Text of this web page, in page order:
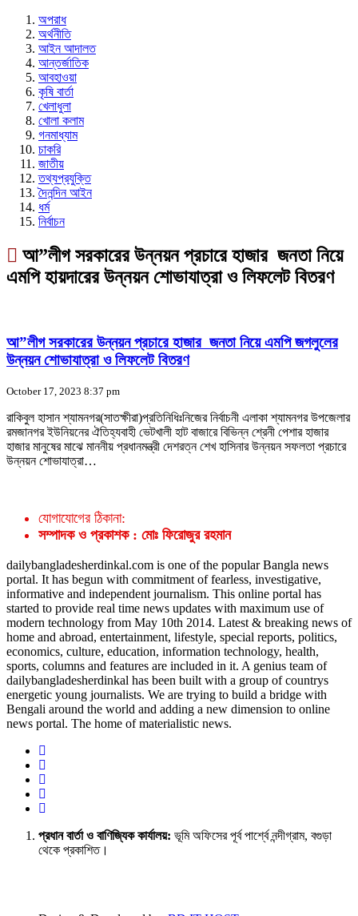
অপরাধ
অর্থনীতি
আইন আদালত
আন্তর্জাতিক
আবহাওয়া
কৃষি বার্তা
খেলাধুলা
খোলা কলাম
গনমাধ্যাম
চাকরি
জাতীয়
তথ্যপ্রযুক্তি
দৈনন্দিন আইন
ধর্ম
নির্বাচন
আ”লীগ সরকারের উন্নয়ন প্রচারে হাজার জনতা নিয়ে
এমপি হায়দারের উন্নয়ন শোভাযাত্রা ও লিফলেট বিতরণ
আ”লীগ সরকারের উন্নয়ন প্রচারে হাজার জনতা নিয়ে এমপি জগলুলের
উন্নয়ন শোভাযাত্রা ও লিফলেট বিতরণ
October 17, 2023 8:37 pm
রাকিবুল হাসান শ্যামনগর(সাতক্ষীরা)প্রতিনিধিঃনিজের নির্বাচনী এলাকা শ্যামনগর উপজেলার
রমজানগর ইউনিয়নের ঐতিহ্যবাহী ভেটখালী হাট বাজারে বিভিন্ন শ্রেনী পেশার হাজার
হাজার মানুষের মাঝে মাননীয় প্রধানমন্ত্রী দেশরত্ন শেখ হাসিনার উন্নয়ন সফলতা প্রচারে
উন্নয়ন শোভাযাত্রা…
যোগাযোগের ঠিকানা:
সম্পাদক ও প্রকাশক : মোঃ ফিরোজুর রহমান
dailybangladesherdinkal.com is one of the popular Bangla news
portal. It has begun with commitment of fearless, investigative,
informative and independent journalism. This online portal has
started to provide real time news updates with maximum use of
modern technology from May 10th 2014. Latest & breaking news of
home and abroad, entertainment, lifestyle, special reports, politics,
economics, culture, education, information technology, health,
sports, columns and features are included in it. A genius team of
dailybangladesherdinkal has been built with a group of countrys
energetic young journalists. We are trying to build a bridge with
Bengali around the world and adding a new dimension to online
news portal. The home of materialistic news.
প্রধান বার্তা ও বাণিজ্যিক কার্যালয়: ভূমি অফিসের পূর্ব পার্শ্বে নন্দীগ্রাম, বগুড়া
থেকে প্রকাশিত।